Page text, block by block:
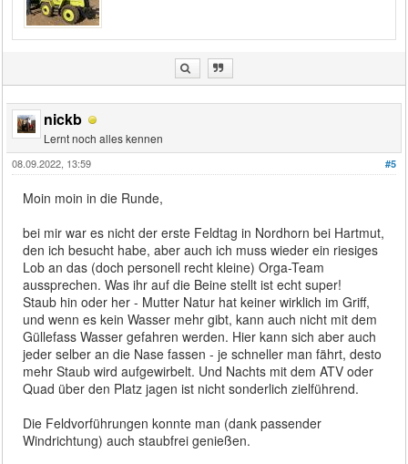
nickb
Lernt noch alles kennen
#5
08.09.2022, 13:59
Moin moin in die Runde,
bei mir war es nicht der erste Feldtag in Nordhorn bei Hartmut,
den ich besucht habe, aber auch ich muss wieder ein riesiges
Lob an das (doch personell recht kleine) Orga-Team
aussprechen. Was ihr auf die Beine stellt ist echt super!
Staub hin oder her - Mutter Natur hat keiner wirklich im Griff,
und wenn es kein Wasser mehr gibt, kann auch nicht mit dem
Güllefass Wasser gefahren werden. Hier kann sich aber auch
jeder selber an die Nase fassen - je schneller man fährt, desto
mehr Staub wird aufgewirbelt. Und Nachts mit dem ATV oder
Quad über den Platz jagen ist nicht sonderlich zielführend.
Die Feldvorführungen konnte man (dank passender
Windrichtung) auch staubfrei genießen.